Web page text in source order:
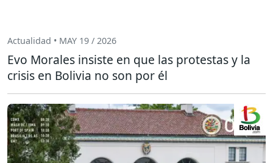
Actualidad • MAY 19 / 2026
Evo Morales insiste en que las protestas y la
crisis en Bolivia no son por él